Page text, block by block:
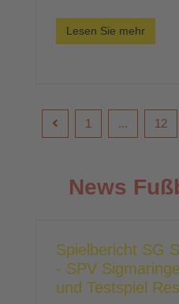
Lesen Sie mehr
1 ... 12
News
Spielbericht SG
- SPV
und Testspiel